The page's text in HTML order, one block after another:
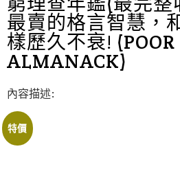
最賣的格言智慧，
樣歷久不衰! (POOR
ALMANACK)
內容描述:
特價